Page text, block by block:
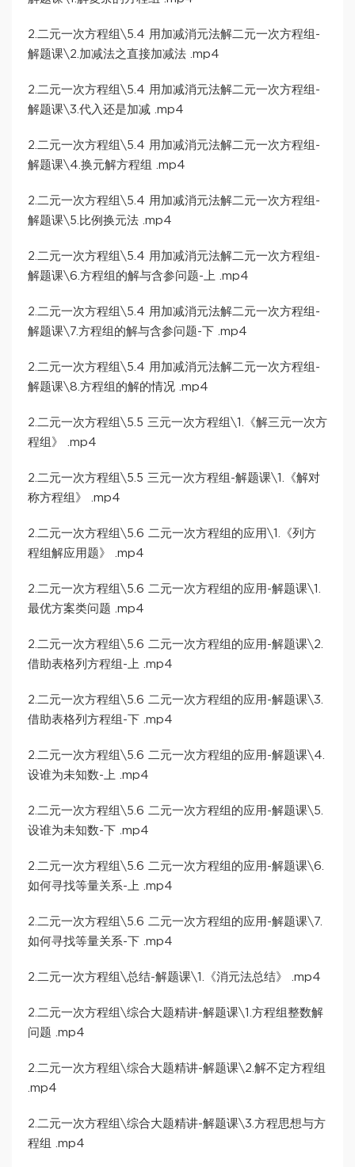
2.二元一次方程组\5.4 用加减消元法解二元一次方程组-
解题课\2.加减法之直接加减法 .mp4
2.二元一次方程组\5.4 用加减消元法解二元一次方程组-
解题课\3.代入还是加减 .mp4
2.二元一次方程组\5.4 用加减消元法解二元一次方程组-
解题课\4.换元解方程组 .mp4
2.二元一次方程组\5.4 用加减消元法解二元一次方程组-
解题课\5.比例换元法 .mp4
2.二元一次方程组\5.4 用加减消元法解二元一次方程组-
解题课\6.方程组的解与含参问题-上 .mp4
2.二元一次方程组\5.4 用加减消元法解二元一次方程组-
解题课\7.方程组的解与含参问题-下 .mp4
2.二元一次方程组\5.4 用加减消元法解二元一次方程组-
解题课\8.方程组的解的情况 .mp4
2.二元一次方程组\5.5 三元一次方程组\1.《解三元一次方
程组》 .mp4
2.二元一次方程组\5.5 三元一次方程组-解题课\1.《解对
称方程组》 .mp4
2.二元一次方程组\5.6 二元一次方程组的应用\1.《列方
程组解应用题》 .mp4
2.二元一次方程组\5.6 二元一次方程组的应用-解题课\1.
最优方案类问题 .mp4
2.二元一次方程组\5.6 二元一次方程组的应用-解题课\2.
借助表格列方程组-上 .mp4
2.二元一次方程组\5.6 二元一次方程组的应用-解题课\3.
借助表格列方程组-下 .mp4
2.二元一次方程组\5.6 二元一次方程组的应用-解题课\4.
设谁为未知数-上 .mp4
2.二元一次方程组\5.6 二元一次方程组的应用-解题课\5.
设谁为未知数-下 .mp4
2.二元一次方程组\5.6 二元一次方程组的应用-解题课\6.
如何寻找等量关系-上 .mp4
2.二元一次方程组\5.6 二元一次方程组的应用-解题课\7.
如何寻找等量关系-下 .mp4
2.二元一次方程组\总结-解题课\1.《消元法总结》 .mp4
2.二元一次方程组\综合大题精讲-解题课\1.方程组整数解
问题 .mp4
2.二元一次方程组\综合大题精讲-解题课\2.解不定方程组
.mp4
2.二元一次方程组\综合大题精讲-解题课\3.方程思想与方
程组 .mp4